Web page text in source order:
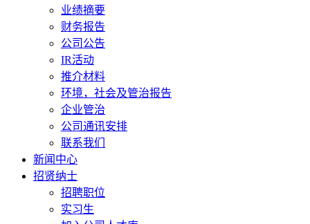
业绩摘要
财务报告
公司公告
IR活动
推介材料
环境，社会及管治报告
企业管治
公司通讯安排
联系我们
新闻中心
招贤纳士
招聘职位
实习生